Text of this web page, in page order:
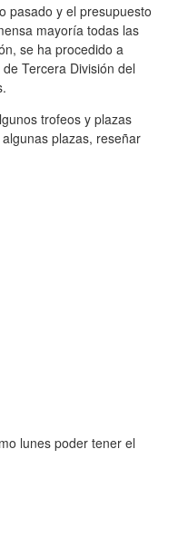
pasado y el presupuesto
mayoría todas las
se ha procedido a
Tercera División del
trofeos y plazas
plazas, reseñar
lunes poder tener el